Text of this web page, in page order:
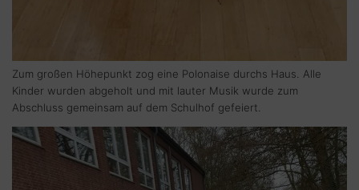
Zum großen Höhepunkt zog eine Polonaise durchs Haus. Alle
Kinder wurden abgeholt und mit lauter Musik wurde zum
Abschluss gemeinsam auf dem Schulhof gefeiert.